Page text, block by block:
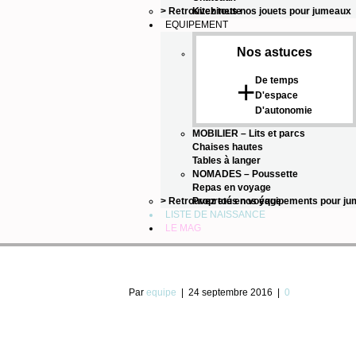
Kitchinette
> Retrouvez tous nos jouets pour jumeaux
EQUIPEMENT
Nos astuces
+De temps
D'espace
D'autonomie
MOBILIER – Lits et parcs
Chaises hautes
Tables à langer
NOMADES – Poussette
Repas en voyage
Propreté en voyage
> Retrouvez tous nos équipements pour
LISTE DE NAISSANCE
LE MAG
Par equipe 24 septembre 2016 0